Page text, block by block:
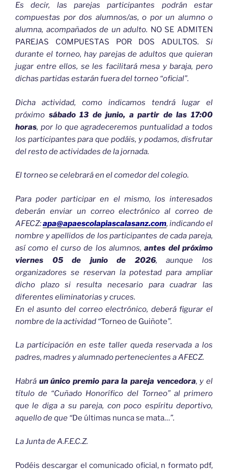
Es decir, las parejas participantes podrán estar
compuestas por dos alumnos/as, o por un alumno o
alumna, acompañados de un adulto. NO SE ADMITEN
PAREJAS COMPUESTAS POR DOS ADULTOS. Si
durante el torneo, hay parejas de adultos que quieran
jugar entre ellos, se les facilitará mesa y baraja, pero
dichas partidas estarán fuera del torneo “oficial”.
Dicha actividad, como indicamos tendrá lugar el
próximo sábado 13 de junio, a partir de las 17:00
horas, por lo que agradeceremos puntualidad a todos
los participantes para que podáis, y podamos, disfrutar
del resto de actividades de la jornada.
El torneo se celebrará en el comedor del colegio.
Para poder participar en el mismo, los interesados
deberán enviar un correo electrónico al correo de
AFECZ:apa@apaescolapiascalasanz.com, indicando el
nombre y apellidos de los participantes de cada pareja,
así como el curso de los alumnos,antes del próximo
viernes 05 de junio de 2026, aunque los
organizadores se reservan la potestad para ampliar
dicho plazo si resulta necesario para cuadrar las
diferentes eliminatorias y cruces.
En el asunto del correo electrónico, deberá figurar el
nombre de la actividad “Torneo de Guiñote”.
La participación en este taller queda reservada a los
padres, madres y alumnado pertenecientes a AFECZ.
Habrá un único premio para la pareja vencedora, y el
título de “Cuñado Honorífico del Torneo” al primero
que le diga a su pareja, con poco espíritu deportivo,
aquello de que “De últimas nunca se mata…”.
La Junta de A.F.E.C.Z.
Podéis descargar el comunicado oficial, n formato pdf,